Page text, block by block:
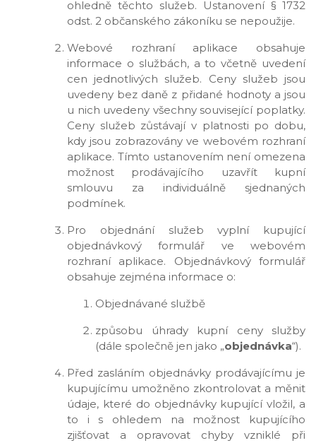
ohledně těchto služeb. Ustanovení § 1732
odst. 2 občanského zákoníku se nepoužije.
Webové rozhraní aplikace obsahuje
informace o službách, a to včetně uvedení
cen jednotlivých služeb. Ceny služeb jsou
uvedeny bez daně z přidané hodnoty a jsou
u nich uvedeny všechny související poplatky.
Ceny služeb zůstávají v platnosti po dobu,
kdy jsou zobrazovány ve webovém rozhraní
aplikace. Tímto ustanovením není omezena
možnost prodávajícího uzavřít kupní
smlouvu za individuálně sjednaných
podmínek.
Pro objednání služeb vyplní kupující
objednávkový formulář ve webovém
rozhraní aplikace. Objednávkový formulář
obsahuje zejména informace o:
Objednávané službě
způsobu úhrady kupní ceny služby
(dále společně jen jako „objednávka“).
Před zasláním objednávky prodávajícímu je
kupujícímu umožněno zkontrolovat a měnit
údaje, které do objednávky kupující vložil, a
to i s ohledem na možnost kupujícího
zjišťovat a opravovat chyby vzniklé při